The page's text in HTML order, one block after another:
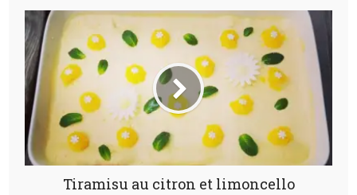
Tiramisu au citron et limoncello